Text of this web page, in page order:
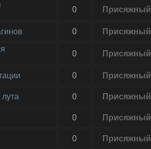
0 Присяжный
0 Присяжный
0 Присяжный
0 Присяжный
0 Присяжный
0 Присяжный
0 Присяжный